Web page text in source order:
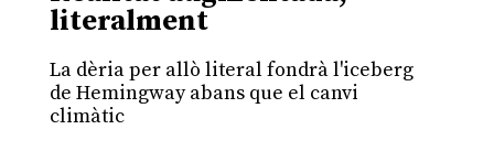
literalment
La dèria per allò literal fondrà l'iceberg
de Hemingway abans que el canvi
climàtic